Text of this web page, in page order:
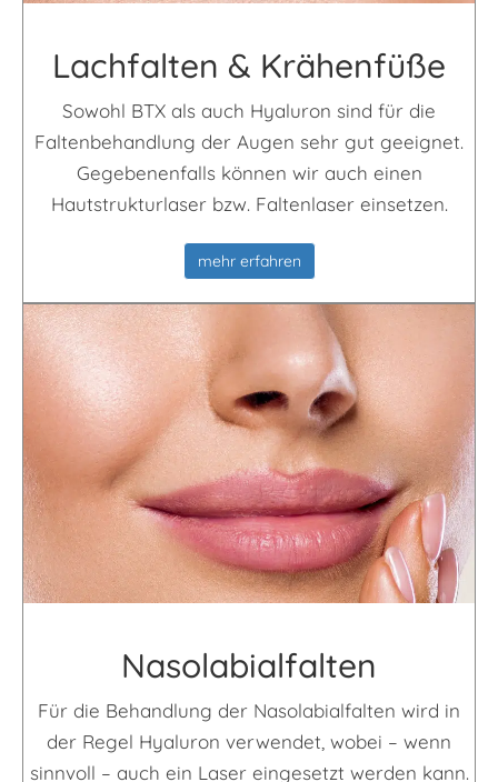
Lach­falten & Krähen­füße
Sowohl BTX als auch Hyaluron sind für die
Faltenbehandlung der Augen sehr gut geeignet.
Gegebenenfalls können wir auch einen
Hautstrukturlaser bzw. Faltenlaser einsetzen.
mehr erfahren
Naso­labial­falten
Für die Behandlung der Nasolabialfalten wird in
der Regel Hyaluron verwendet, wobei – wenn
sinnvoll – auch ein Laser eingesetzt werden kann.